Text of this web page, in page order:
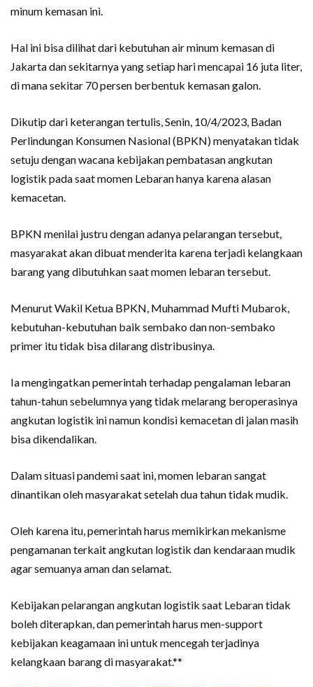
minum kemasan ini.
Hal ini bisa dilihat dari kebutuhan air minum kemasan di
Jakarta dan sekitarnya yang setiap hari mencapai 16 juta liter,
di mana sekitar 70 persen berbentuk kemasan galon.
Dikutip dari keterangan tertulis, Senin, 10/4/2023, Badan
Perlindungan Konsumen Nasional (BPKN) menyatakan tidak
setuju dengan wacana kebijakan pembatasan angkutan
logistik pada saat momen Lebaran hanya karena alasan
kemacetan.
BPKN menilai justru dengan adanya pelarangan tersebut,
masyarakat akan dibuat menderita karena terjadi kelangkaan
barang yang dibutuhkan saat momen lebaran tersebut.
Menurut Wakil Ketua BPKN, Muhammad Mufti Mubarok,
kebutuhan-kebutuhan baik sembako dan non-sembako
primer itu tidak bisa dilarang distribusinya.
Ia mengingatkan pemerintah terhadap pengalaman lebaran
tahun-tahun sebelumnya yang tidak melarang beroperasinya
angkutan logistik ini namun kondisi kemacetan di jalan masih
bisa dikendalikan.
Dalam situasi pandemi saat ini, momen lebaran sangat
dinantikan oleh masyarakat setelah dua tahun tidak mudik.
Oleh karena itu, pemerintah harus memikirkan mekanisme
pengamanan terkait angkutan logistik dan kendaraan mudik
agar semuanya aman dan selamat.
Kebijakan pelarangan angkutan logistik saat Lebaran tidak
boleh diterapkan, dan pemerintah harus men-support
kebijakan keagamaan ini untuk mencegah terjadinya
kelangkaan barang di masyarakat.**